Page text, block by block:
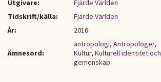
Utgivare:
Fjärde Världen
Tidskrift/källa:
Fjärde Världen
År:
2016
Ämnesord:
antropologi, Antropologer,
Kultur, Kulturell identitet och
gemenskap